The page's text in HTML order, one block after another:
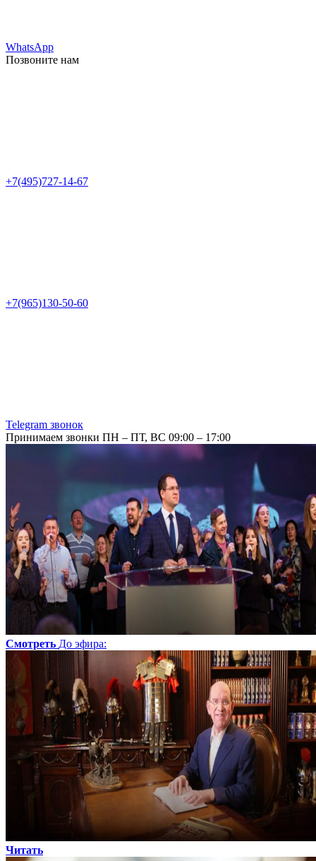
WhatsApp
Позвоните нам
+7(495)727-14-67
+7(965)130-50-60
Telegram звонок
Принимаем звонки ПН – ПТ, ВС 09:00 – 17:00
Смотреть До эфира:
Читать